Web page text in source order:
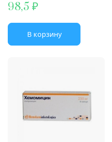
98,5
В корзину